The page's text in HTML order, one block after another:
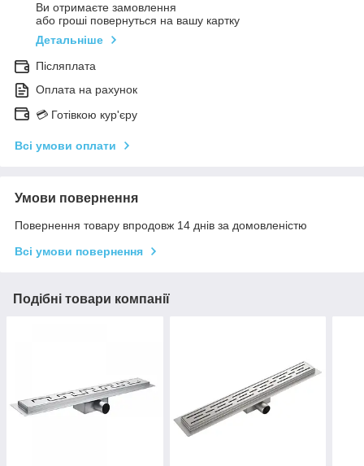
Ви отримаєте замовлення
або гроші повернуться на вашу картку
Детальніше
Післяплата
Оплата на рахунок
💳 Готівкою кур'єру
Всі умови оплати
Умови повернення
Повернення товару впродовж 14 днів за домовленістю
Всі умови повернення
Подібні товари компанії